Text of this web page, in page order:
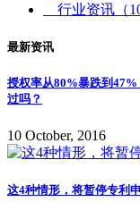
行业资讯 （
最新资讯
授权率从80%暴跌到
过吗？
10 October, 2016
这4种情形，将暂停专利